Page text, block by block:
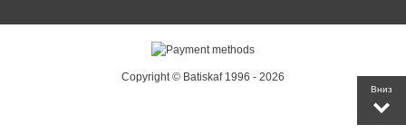
Вниз
Copyright © Batiskaf 1996 - 2026